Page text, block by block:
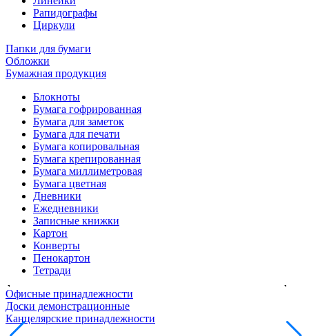
Рапидографы
Циркули
Папки для бумаги
Обложки
Бумажная продукция
Блокноты
Бумага гофрированная
Бумага для заметок
Бумага для печати
Бумага копировальная
Бумага крепированная
Бумага миллиметровая
Бумага цветная
Дневники
Ежедневники
Записные книжки
Картон
Конверты
Пенокартон
Тетради
Офисные принадлежности
Доски демонстрационные
Канцелярские принадлежности